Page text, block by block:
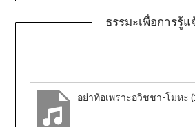
ธรรมะเพื่อการรู้แ
อย่าท้อเพราะอวิชชา-โมหะ